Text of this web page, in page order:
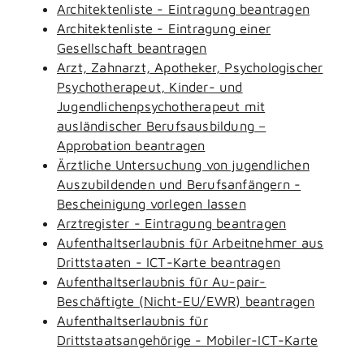
Architektenliste - Eintragung beantragen
Architektenliste - Eintragung einer
Gesellschaft beantragen
Arzt, Zahnarzt, Apotheker, Psychologischer
Psychotherapeut, Kinder- und
Jugendlichenpsychotherapeut mit
ausländischer Berufsausbildung –
Approbation beantragen
Ärztliche Untersuchung von jugendlichen
Auszubildenden und Berufsanfängern -
Bescheinigung vorlegen lassen
Arztregister - Eintragung beantragen
Aufenthaltserlaubnis für Arbeitnehmer aus
Drittstaaten - ICT-Karte beantragen
Aufenthaltserlaubnis für Au-pair-
Beschäftigte (Nicht-EU/EWR) beantragen
Aufenthaltserlaubnis für
Drittstaatsangehörige - Mobiler-ICT-Karte